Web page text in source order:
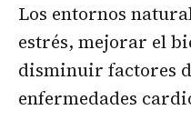
Los entornos
estrés, mejorar el
disminuir factores
enfermedades